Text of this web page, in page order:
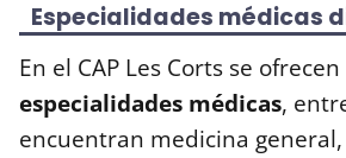
Especialidades médicas
En el CAP Les Corts se
especialidades médicas,
encuentran medicina